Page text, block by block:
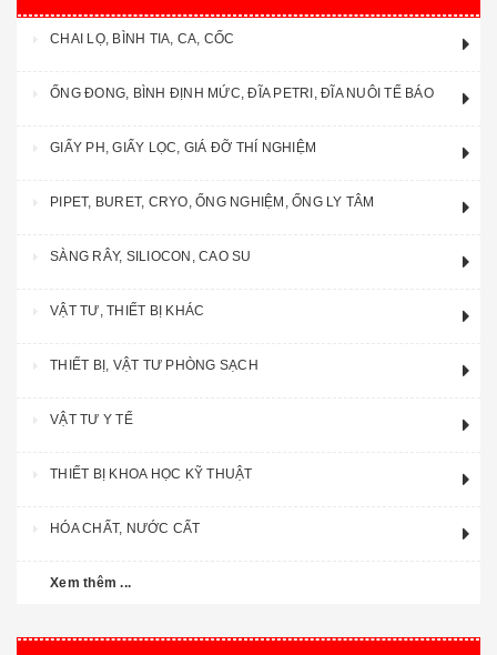
CHAI LỌ, BÌNH TIA, CA, CỐC
ỐNG ĐONG, BÌNH ĐỊNH MỨC, ĐĨA PETRI, ĐĨA NUÔI TẾ BÁO
GIẤY PH, GIẤY LỌC, GIÁ ĐỠ THÍ NGHIỆM
PIPET, BURET, CRYO, ỐNG NGHIỆM, ỐNG LY TÂM
SÀNG RÂY, SILIOCON, CAO SU
VẬT TƯ, THIẾT BỊ KHÁC
THIẾT BỊ, VẬT TƯ PHÒNG SẠCH
VẬT TƯ Y TẾ
THIẾT BỊ KHOA HỌC KỸ THUẬT
HÓA CHẤT, NƯỚC CẤT
Xem thêm ...